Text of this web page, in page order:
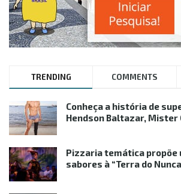
TRENDING COMMENTS
Conheça a história de
Hendson Baltazar, Mister
Pizzaria temática propõe
sabores à “Terra do